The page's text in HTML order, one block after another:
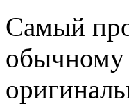
Самый
обычному